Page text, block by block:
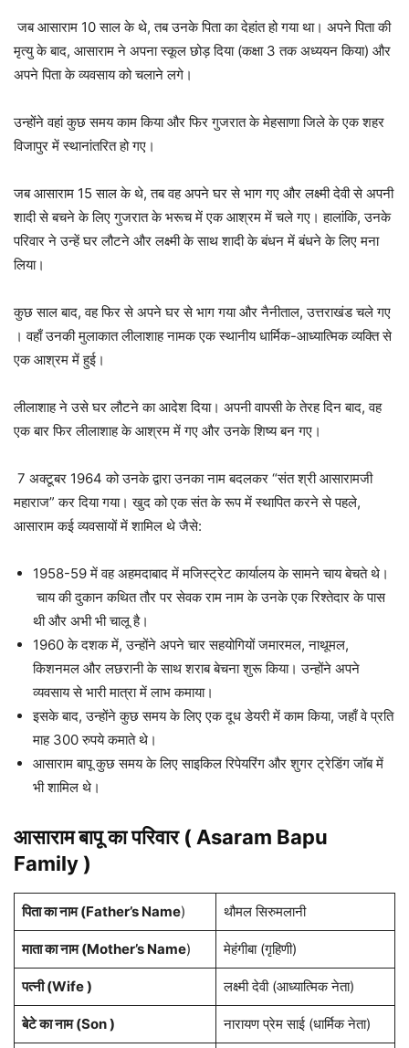
जब आसाराम 10 साल के थे, तब उनके पिता का देहांत हो गया था। अपने पिता की
मृत्यु के बाद, आसाराम ने अपना स्कूल छोड़ दिया (कक्षा 3 तक अध्ययन किया) और
अपने पिता के व्यवसाय को चलाने लगे।
उन्होंने वहां कुछ समय काम किया और फिर गुजरात के मेहसाणा जिले के एक शहर
विजापुर में स्थानांतरित हो गए।
जब आसाराम 15 साल के थे, तब वह अपने घर से भाग गए और लक्ष्मी देवी से अपनी
शादी से बचने के लिए गुजरात के भरूच में एक आश्रम में चले गए। हालांकि, उनके
परिवार ने उन्हें घर लौटने और लक्ष्मी के साथ शादी के बंधन में बंधने के लिए मना
लिया।
कुछ साल बाद, वह फिर से अपने घर से भाग गया और नैनीताल, उत्तराखंड चले गए
। वहाँ उनकी मुलाकात लीलाशाह नामक एक स्थानीय धार्मिक-आध्यात्मिक व्यक्ति से
एक आश्रम में हुई।
लीलाशाह ने उसे घर लौटने का आदेश दिया। अपनी वापसी के तेरह दिन बाद, वह
एक बार फिर लीलाशाह के आश्रम में गए और उनके शिष्य बन गए।
7 अक्टूबर 1964 को उनके द्वारा उनका नाम बदलकर “संत श्री आसारामजी
महाराज” कर दिया गया। खुद को एक संत के रूप में स्थापित करने से पहले,
आसाराम कई व्यवसायों में शामिल थे जैसे:
1958-59 में वह अहमदाबाद में मजिस्ट्रेट कार्यालय के सामने चाय बेचते थे।
चाय की दुकान कथित तौर पर सेवक राम नाम के उनके एक रिश्तेदार के पास
थी और अभी भी चालू है।
1960 के दशक में, उन्होंने अपने चार सहयोगियों जमारमल, नाथूमल,
किशनमल और लछरानी के साथ शराब बेचना शुरू किया। उन्होंने अपने
व्यवसाय से भारी मात्रा में लाभ कमाया।
इसके बाद, उन्होंने कुछ समय के लिए एक दूध डेयरी में काम किया, जहाँ वे प्रति
माह 300 रुपये कमाते थे।
आसाराम बापू कुछ समय के लिए साइकिल रिपेयरिंग और शुगर ट्रेडिंग जॉब में
भी शामिल थे।
आसाराम बापू का परिवार ( Asaram Bapu
Family )
पिता का नाम (Father’s Name) थौमल सिरुमलानी
माता का नाम (Mother’s Name) मेहंगीबा (गृहिणी)
पत्नी (Wife ) लक्ष्मी देवी (आध्यात्मिक नेता)
बेटे का नाम (Son ) नारायण प्रेम साई (धार्मिक नेता)